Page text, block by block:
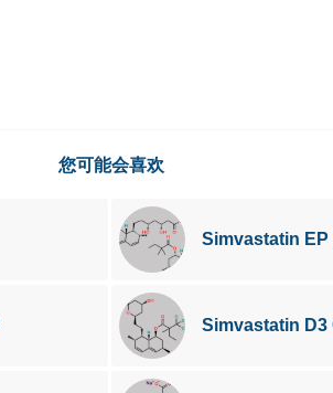
您可能会喜欢
Simvastatin EP
Simvastatin D3